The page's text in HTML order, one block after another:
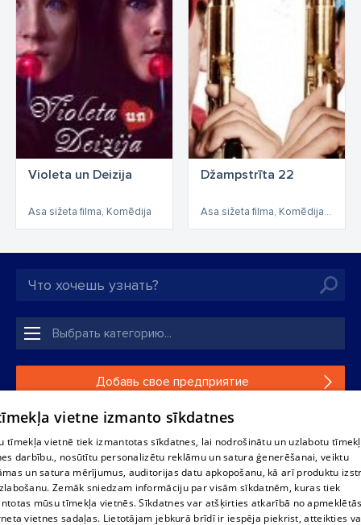
Violeta un Deizija
Asa sižeta filma, Komēdija
Džampstrīta 22
Asa sižeta filma, Komēdija, Asa sižeta
Добавь свое предприятие
Если твоего предприятия нет в нашей базе данных,
Полное или частичное распространение или копирование
информации из баз данных 1188 в любой форме строго
запрещено. Также запрещается автоматическое
vietne izmanto sīkdatnes
tīmekļa vietnē tiek izmantotas sīkdatnes, lai nodrošinātu un uzlabotu
darbību., nosūtītu personalizētu reklāmu un satura ģenerēšanai, veiktu
un satura mērījumus, auditorijas datu apkopošanu, kā arī produktu
Zemāk sniedzam informāciju par visām sīkdatnēm, kuras tiek
mūsu tīmekļa vietnēs. Sīkdatnes var atšķirties atkarībā no
vietnes sadaļas. Lietotājam jebkurā brīdī ir iespēja piekrist, atteikties